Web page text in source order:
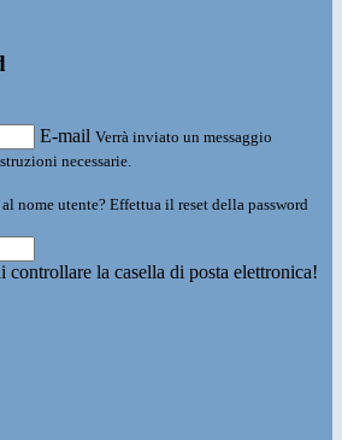
E-mail Verrà inviato un messaggio
necessarie.
nome utente? Effettua il reset della password
controllare la casella di posta elettronica!